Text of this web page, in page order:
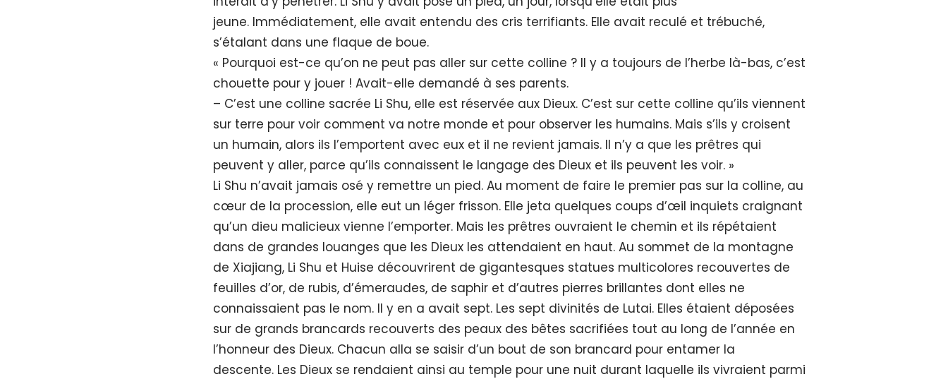
jeune. Immédiatement, elle avait entendu des cris terrifiants. Elle avait reculé et trébuché,
s’étalant dans une flaque de boue.
« Pourquoi est-ce qu’on ne peut pas aller sur cette colline ? Il y a toujours de l’herbe là-bas, c’est
chouette pour y jouer ! Avait-elle demandé à ses parents.
– C’est une colline sacrée Li Shu, elle est réservée aux Dieux. C’est sur cette colline qu’ils viennent
sur terre pour voir comment va notre monde et pour observer les humains. Mais s’ils y croisent
un humain, alors ils l’emportent avec eux et il ne revient jamais. Il n’y a que les prêtres qui
peuvent y aller, parce qu’ils connaissent le langage des Dieux et ils peuvent les voir. »
Li Shu n’avait jamais osé y remettre un pied. Au moment de faire le premier pas sur la colline, au
cœur de la procession, elle eut un léger frisson. Elle jeta quelques coups d’œil inquiets craignant
qu’un dieu malicieux vienne l’emporter. Mais les prêtres ouvraient le chemin et ils répétaient
dans de grandes louanges que les Dieux les attendaient en haut. Au sommet de la montagne
de Xiajiang, Li Shu et Huise découvrirent de gigantesques statues multicolores recouvertes de
feuilles d’or, de rubis, d’émeraudes, de saphir et d’autres pierres brillantes dont elles ne
connaissaient pas le nom. Il y en a avait sept. Les sept divinités de Lutai. Elles étaient déposées
sur de grands brancards recouverts des peaux des bêtes sacrifiées tout au long de l’année en
l’honneur des Dieux. Chacun alla se saisir d’un bout de son brancard pour entamer la
descente. Les Dieux se rendaient ainsi au temple pour une nuit durant laquelle ils vivraient parmi